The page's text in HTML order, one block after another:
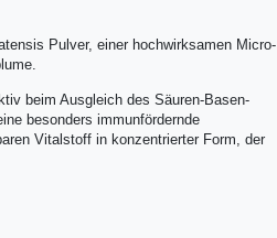
Pulver, einer hochwirksamen Micro-
beim Ausgleich des Säuren-Basen-
besonders immunfördernde
Vitalstoff in konzentrierter Form, der